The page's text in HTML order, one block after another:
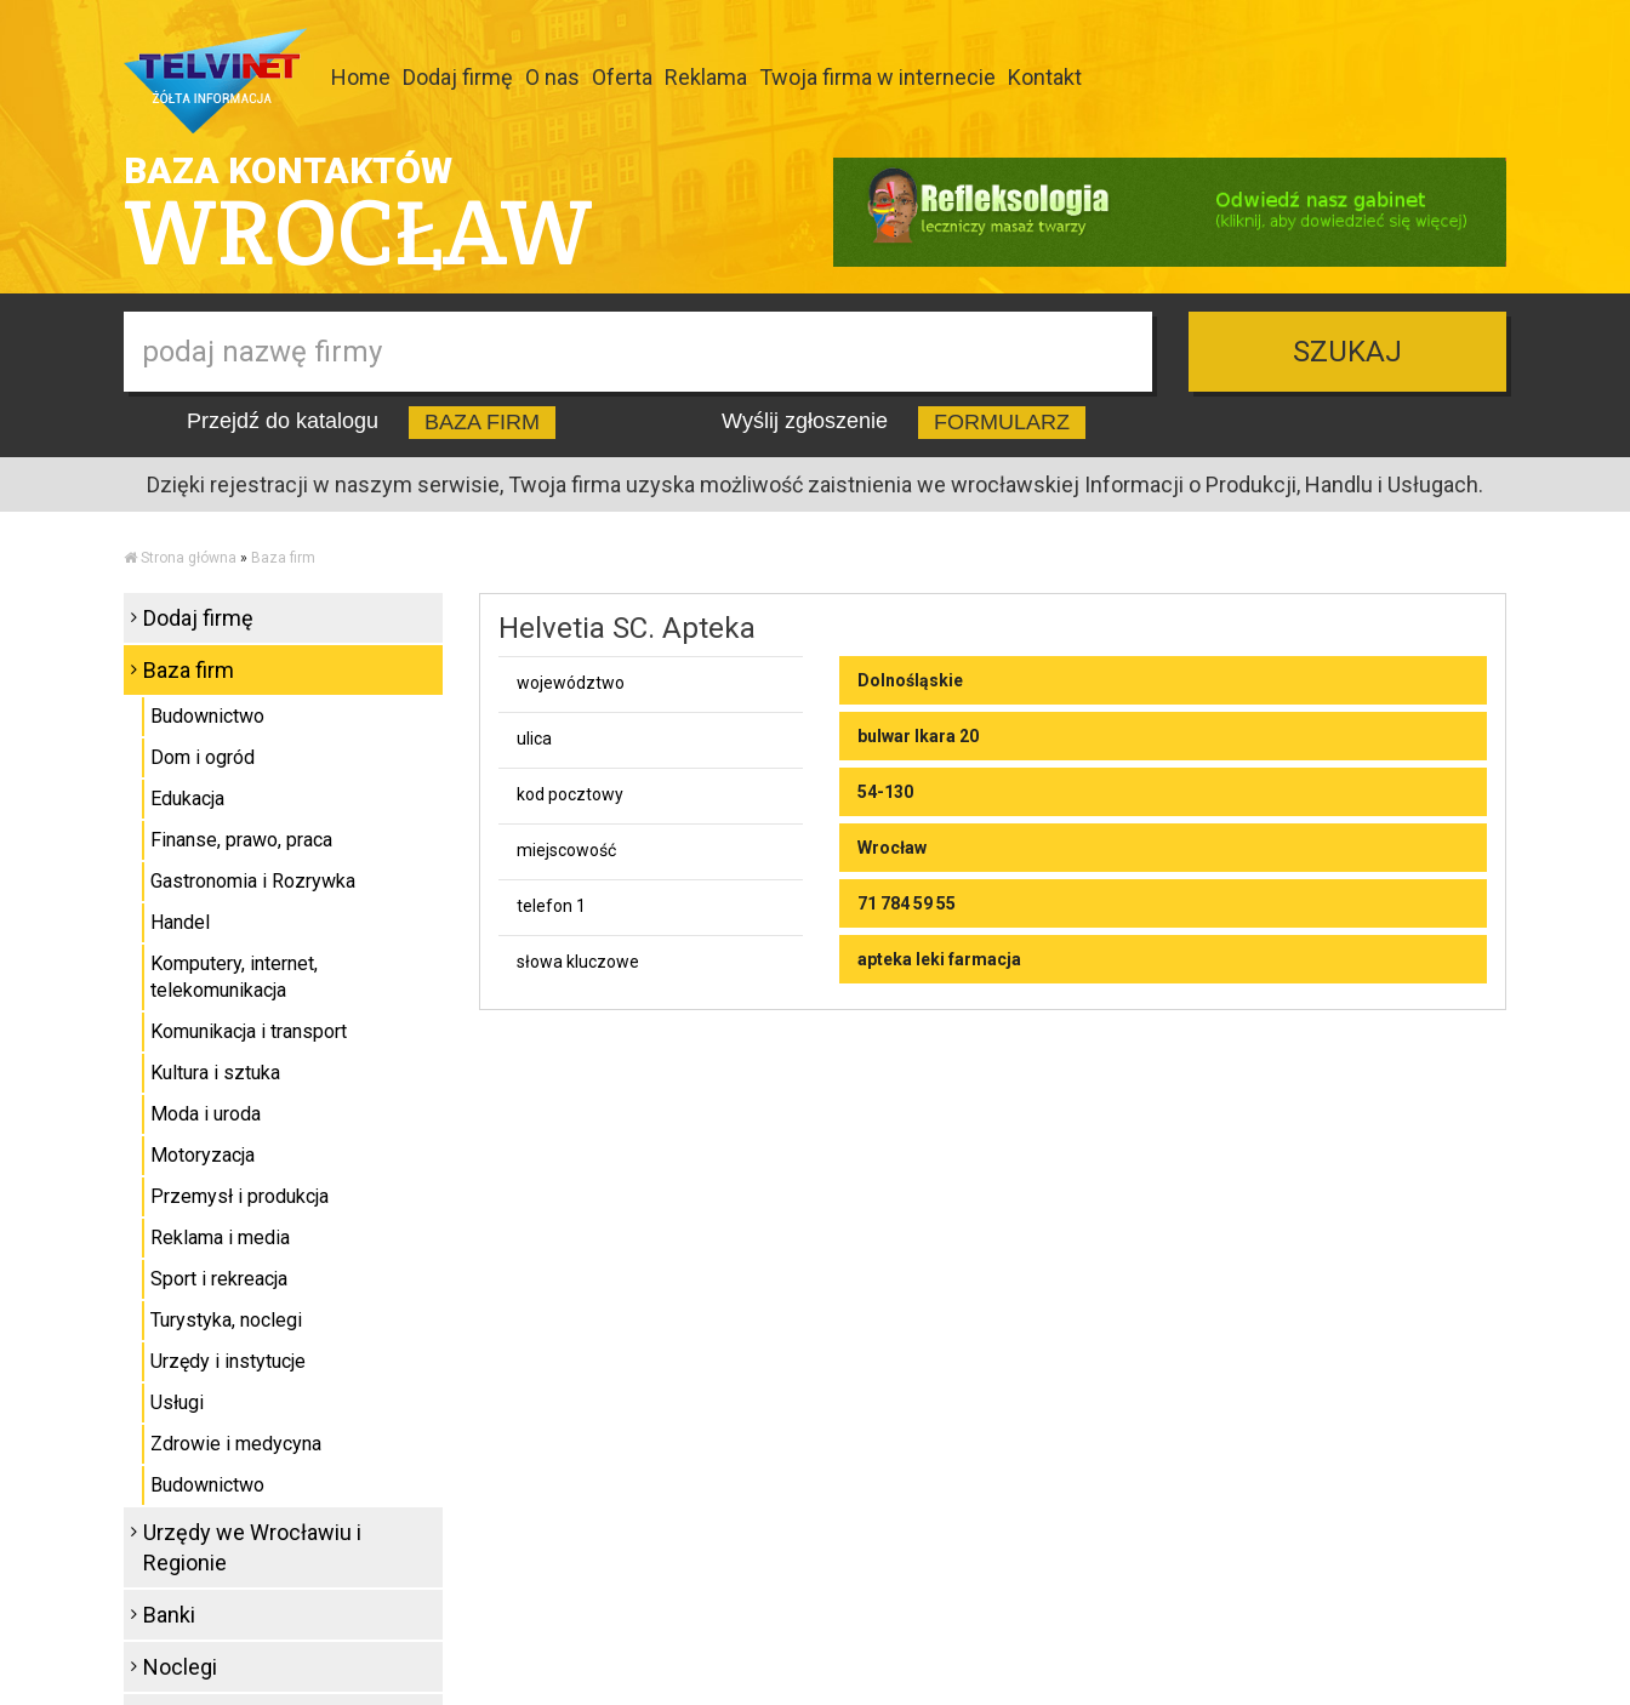
Home Dodaj firmę O nas Oferta Reklama Twoja firma w internecie Kontakt
BAZA KONTAKTÓW
WROCŁAW
SZUKAJ
Przejdź do katalogu BAZA FIRM Wyślij zgłoszenie FORMULARZ
Dzięki rejestracji w naszym serwisie, Twoja firma uzyska możliwość zaistnienia we wrocławskiej Informacji o Produkcji, Handlu i Usługach.
Strona główna » Baza firm
Helvetia SC. Apteka
województwo Dolnośląskie
ulica bulwar Ikara 20
kod pocztowy 54-130
miejscowość Wrocław
telefon 1 71 784 59 55
słowa kluczowe apteka leki farmacja
Dodaj firmę
Baza firm
Budownictwo
Dom i ogród
Edukacja
Finanse, prawo, praca
Gastronomia i Rozrywka
Handel
Komputery, internet,
telekomunikacja
Komunikacja i transport
Kultura i sztuka
Moda i uroda
Motoryzacja
Przemysł i produkcja
Reklama i media
Sport i rekreacja
Turystyka, noclegi
Urzędy i instytucje
Usługi
Zdrowie i medycyna
Budownictwo
Urzędy we Wrocławiu i
Regionie
Banki
Noclegi